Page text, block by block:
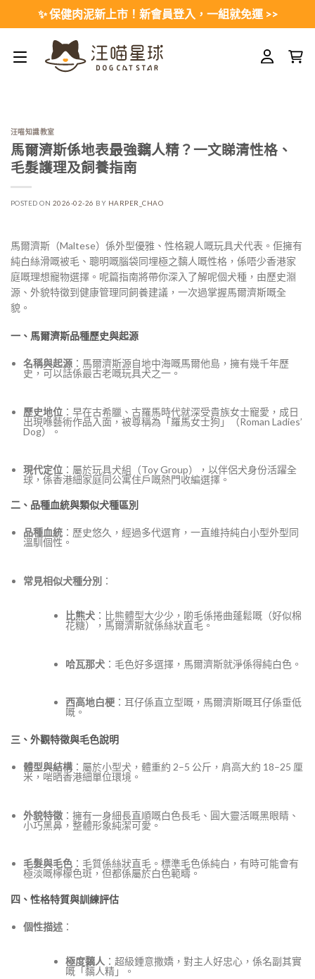
✨ 保健肉泥新上市！新會員登入，一組就免運 >>
汪喵知識教室
馬爾濟斯係地表最強黐人精？一文睇清性格、
毛髮護理及飼養指南
POSTED ON 2026-02-26 BY HARPER_CHAO
馬爾濟斯（Maltese）係外型優雅、性格親人嘅玩具犬代表。佢擁有
純白絲滑嘅被毛、聰明嘅腦袋同埋極之黐人嘅性格，係唔少香港家
庭嘅理想寵物選擇。呢篇指南將帶你深入了解呢個犬種，由歷史淵
源、外貌特徵到健康管理同飼養建議，一次過掌握馬爾濟斯嘅全
貌。
一、馬爾濟斯品種歷史與起源
名稱與起源 ：馬爾濟斯源自地中海嘅馬爾他島，擁有幾千年歷
史，可以話係最古老嘅玩具犬之一。
歷史地位 ：早在古希臘、古羅馬時代就深受貴族女士寵愛，成日
出現喺藝術作品入面，被尊稱為「羅馬女士狗」（Roman Ladies’
Dog）。
現代定位 ：屬於玩具犬組（Toy Group），以伴侶犬身份活躍全
球，係香港細家庭同公寓住戶嘅熱門收編選擇。
二、品種血統與類似犬種區別
品種血統 ：歷史悠久，經過多代選育，一直維持純白小型外型同
溫馴個性。
常見相似犬種分別 ：
比熊犬 ：比熊體型大少少，啲毛係捲曲蓬鬆嘅（好似棉
花糖），馬爾濟斯就係絲狀直毛。
哈瓦那犬 ：毛色好多選擇，馬爾濟斯就淨係得純白色。
西高地白梗 ：耳仔係直立型嘅，馬爾濟斯嘅耳仔係垂低
嘅。
三、外觀特徵與毛色說明
體型與結構 ：屬於小型犬，體重約 2–5 公斤，肩高大約 18–25 厘
米，啱晒香港細單位環境。
外貌特徵 ：擁有一身細長直順嘅白色長毛、圓大靈活嘅黑眼睛、
小巧黑鼻，整體形象純潔可愛。
毛髮與毛色 ：毛質係絲狀直毛。標準毛色係純白，有時可能會有
極淡嘅檸檬色斑，但都係屬於白色範疇。
四、性格特質與訓練評估
個性描述 ：
極度黐人 ：超級鍾意撒嬌，對主人好忠心，係名副其實
嘅「黐人精」。